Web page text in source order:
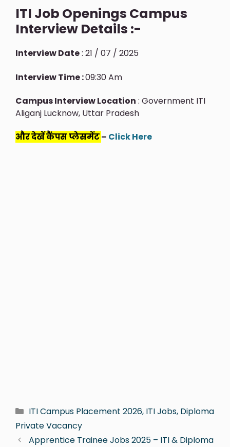
ITI Job Openings Campus
Interview Details :-
Interview Date: 21 / 07 / 2025
Interview Time :09:30 Am
Campus Interview Location : Government ITI
Aliganj Lucknow, Uttar Pradesh
और देखें कैंपस प्लेसमेंट– Click Here
ITI Campus Placement 2026, ITI Jobs, Diploma
Private Vacancy
Apprentice Trainee Jobs 2025 – ITI & Diploma